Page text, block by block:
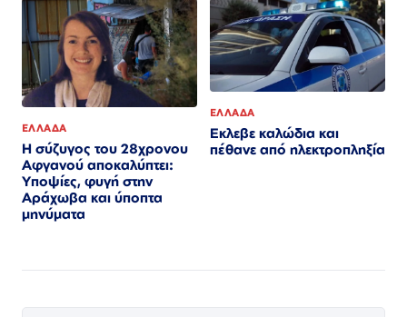
ΕΛΛΑΔΑ
Η σύζυγος του 28χρονου
Αφγανού αποκαλύπτει:
Υποψίες, φυγή στην
Αράχωβα και ύποπτα
μηνύματα
ΕΛΛΑΔΑ
Εκλεβε καλώδια και
πέθανε από ηλεκτροπληξία